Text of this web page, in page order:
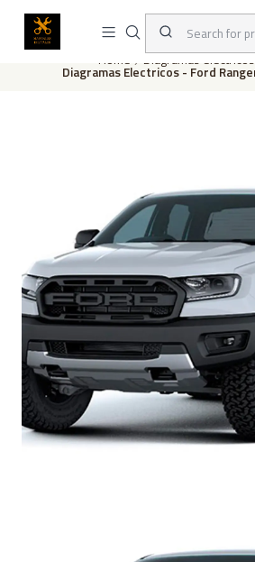
This is the slide text
Home Diagramas eléctricos
Diagramas Electricos - Ford